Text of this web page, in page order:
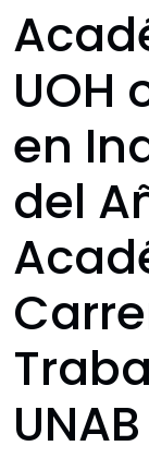
UOH
en
del
UNAB